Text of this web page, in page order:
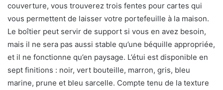
couverture, vous trouverez trois fentes pour cartes qui
vous permettent de laisser votre portefeuille à la maison.
Le boîtier peut servir de support si vous en avez besoin,
mais il ne sera pas aussi stable qu’une béquille appropriée,
et il ne fonctionne qu’en paysage. L’étui est disponible en
sept finitions : noir, vert bouteille, marron, gris, bleu
marine, prune et bleu sarcelle. Compte tenu de la texture